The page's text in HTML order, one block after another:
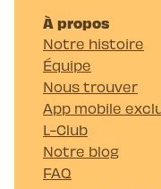
À propos
Notre histoire
Équipe
Nous trouver
App mobile
L-Club
Notre blog
FAQ